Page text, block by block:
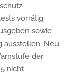
vorrätig
sowie
ausstellen. Neu
der
nicht